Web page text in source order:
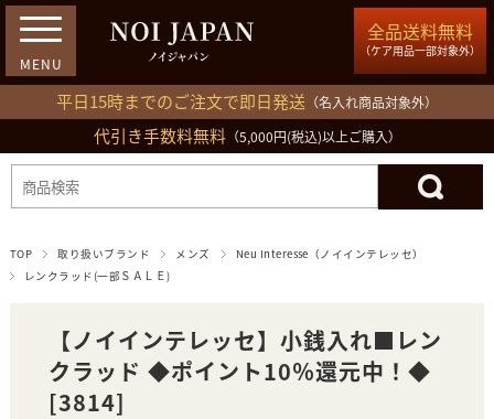
全品送料無料
（ケア用品一部対象外）
平日15時までのご注文で即日発送 （名入れ商品対象外）
代引き手数料無料（5,000円(税込)以上ご購入）
03-5809-1212
ログイン 会員登録 買い物カゴ
TOP 取り扱いブランド メンズ
Neu Interesse（ノイインテレッセ）
レンクラッド(一部ＳＡＬＥ)
【ノイインテレッセ】小銭入れ■レン
クラッド ◆ポイント10％還元中！◆
[3814]